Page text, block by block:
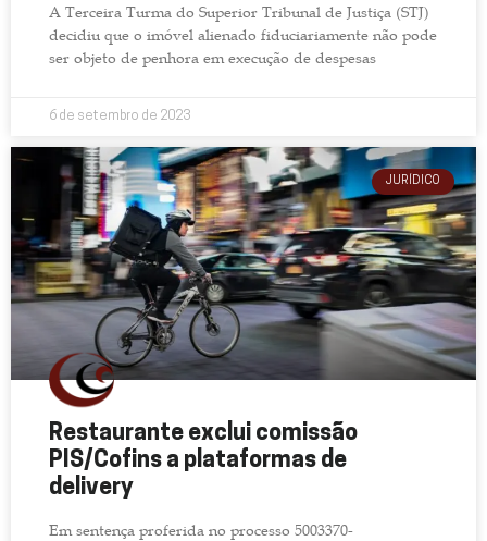
A Terceira Turma do Superior Tribunal de Justiça (STJ)
decidiu que o imóvel alienado fiduciariamente não pode
ser objeto de penhora em execução de despesas
6 de setembro de 2023
JURÍDICO
Restaurante exclui comissão
PIS/Cofins a plataformas de
delivery
Em sentença proferida no processo 5003370-